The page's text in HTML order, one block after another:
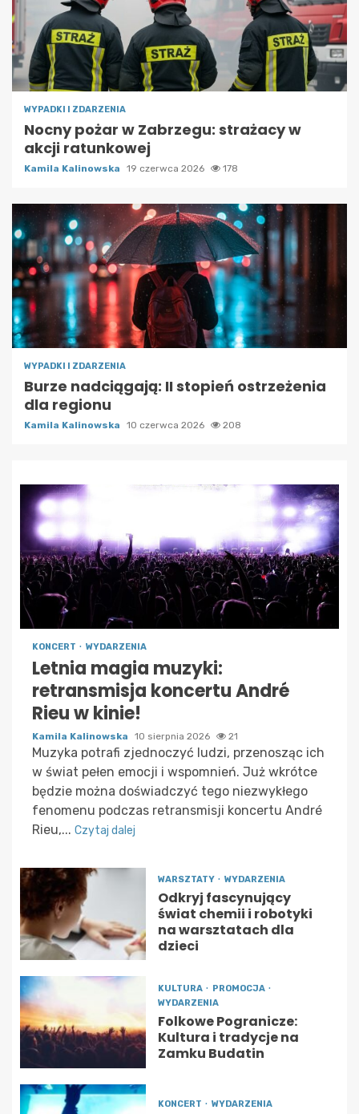
WYPADKI I ZDARZENIA
Nocny pożar w Zabrzegu: strażacy w
akcji ratunkowej
Kamila Kalinowska 19 czerwca 2026 178
WYPADKI I ZDARZENIA
Burze nadciągają: II stopień ostrzeżenia
dla regionu
Kamila Kalinowska 10 czerwca 2026 208
KONCERT WYDARZENIA
Letnia magia muzyki:
retransmisja koncertu André
Rieu w kinie!
Kamila Kalinowska 10 sierpnia 2026 21
Muzyka potrafi zjednoczyć ludzi, przenosząc ich
w świat pełen emocji i wspomnień. Już wkrótce
będzie można doświadczyć tego niezwykłego
fenomenu podczas retransmisji koncertu André
Rieu,... Czytaj dalej
WARSZTATY WYDARZENIA
Odkryj fascynujący
świat chemii i robotyki
na warsztatach dla
dzieci
KULTURA
PROMOCJA
WYDARZENIA
Folkowe Pogranicze:
Kultura i tradycje na
Zamku Budatin
KONCERT WYDARZENIA